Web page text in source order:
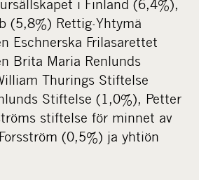
i Finland (6,4%),
(5,8%) Rettig-Yhtymä
Eschnerska Frilasarettet
Brita Maria Renlunds
Thurings Stiftelse
Stiftelse (1,0%), Petter
stiftelse för minnet av
(0,5%) ja yhtiön